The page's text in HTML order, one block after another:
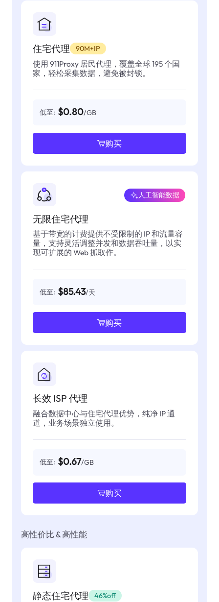
住宅代理 90M+IP
使用 911Proxy 居民代理，覆盖全球 195 个国
家，轻松采集数据，避免被封锁。
低至: $0.80/GB
购买
无限住宅代理
人工智能数据
基于带宽的计费提供不受限制的 IP 和流量容
量，支持灵活调整并发和数据吞吐量，以实
现可扩展的 Web 抓取作。
低至: $85.43/天
购买
长效 ISP 代理
融合数据中心与住宅代理优势，纯净 IP 通
道，业务场景独立使用。
低至: $0.67/GB
购买
高性价比 & 高性能
静态住宅代理 46%off